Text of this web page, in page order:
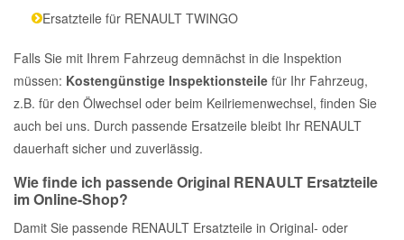
Ersatzteile für RENAULT TWINGO
Falls Sie mit Ihrem Fahrzeug demnächst in die Inspektion
müssen: Kostengünstige Inspektionsteile für Ihr Fahrzeug,
z.B. für den Ölwechsel oder beim Keilriemenwechsel, finden Sie
auch bei uns. Durch passende Ersatzeile bleibt Ihr RENAULT
dauerhaft sicher und zuverlässig.
Wie finde ich passende Original RENAULT Ersatzteile
im Online-Shop?
Damit Sie passende RENAULT Ersatzteile in Original- oder